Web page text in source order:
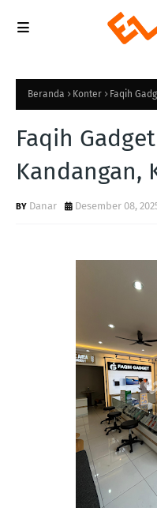
Beranda Konter Faqih
Faqih
Kandangan,
Danar Desember 08,